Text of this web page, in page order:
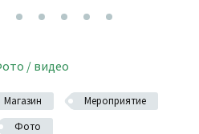
/ видео
Магазин
Мероприятие
Фото